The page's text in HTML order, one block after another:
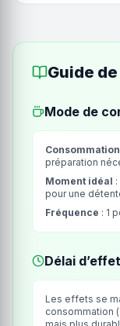
Guide
Mode de
préparation
Moment idéal
pour une
Fréquence : 1
Délai d’effet
Les effets se
consommation